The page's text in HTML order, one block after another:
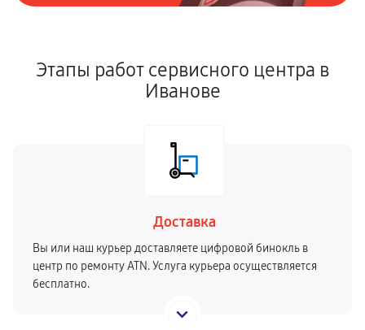
Этапы работ сервисного центра в
Иванове
Доставка
Вы или наш курьер доставляете цифровой бинокль в
центр по ремонту ATN. Услуга курьера осуществляется
бесплатно.